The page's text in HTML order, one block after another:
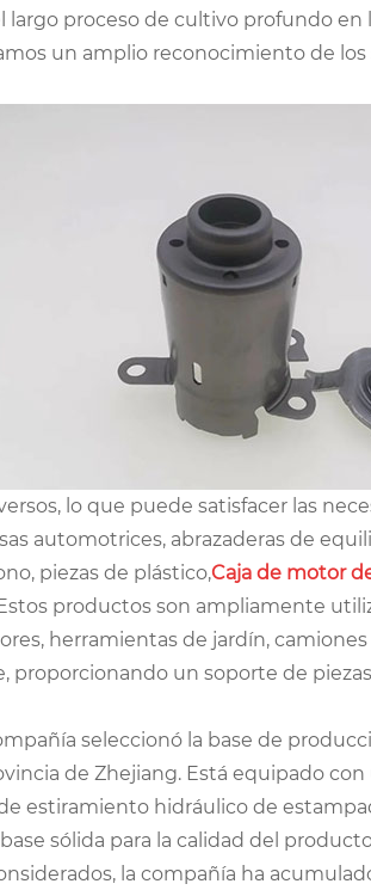
proceso de cultivo profundo en
un amplio reconocimiento de los
lo que puede satisfacer las
automotrices, abrazaderas de
piezas de plástico,Caja de motor
productos son ampliamente
herramientas de jardín,
un soporte de
seleccionó la base de
de Zhejiang. Está equipado
estiramiento hidráulico de
sólida para la calidad del
la compañía ha